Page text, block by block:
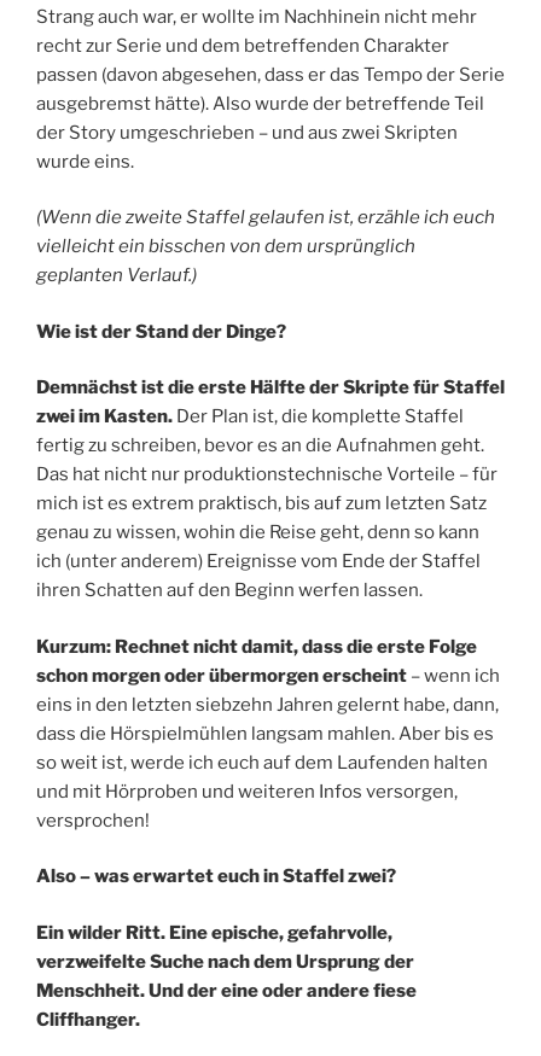
Strang auch war, er wollte im Nachhinein nicht mehr
recht zur Serie und dem betreffenden Charakter
passen (davon abgesehen, dass er das Tempo der Serie
ausgebremst hätte). Also wurde der betreffende Teil
der Story umgeschrieben – und aus zwei Skripten
wurde eins.
(Wenn die zweite Staffel gelaufen ist, erzähle ich euch
vielleicht ein bisschen von dem ursprünglich
geplanten Verlauf.)
Wie ist der Stand der Dinge?
Demnächst ist die erste Hälfte der Skripte für Staffel
zwei im Kasten. Der Plan ist, die komplette Staffel
fertig zu schreiben, bevor es an die Aufnahmen geht.
Das hat nicht nur produktionstechnische Vorteile – für
mich ist es extrem praktisch, bis auf zum letzten Satz
genau zu wissen, wohin die Reise geht, denn so kann
ich (unter anderem) Ereignisse vom Ende der Staffel
ihren Schatten auf den Beginn werfen lassen.
Kurzum: Rechnet nicht damit, dass die erste Folge
schon morgen oder übermorgen erscheint – wenn ich
eins in den letzten siebzehn Jahren gelernt habe, dann,
dass die Hörspielmühlen langsam mahlen. Aber bis es
so weit ist, werde ich euch auf dem Laufenden halten
und mit Hörproben und weiteren Infos versorgen,
versprochen!
Also – was erwartet euch in Staffel zwei?
Ein wilder Ritt. Eine epische, gefahrvolle,
verzweifelte Suche nach dem Ursprung der
Menschheit. Und der eine oder andere fiese
Cliffhanger.